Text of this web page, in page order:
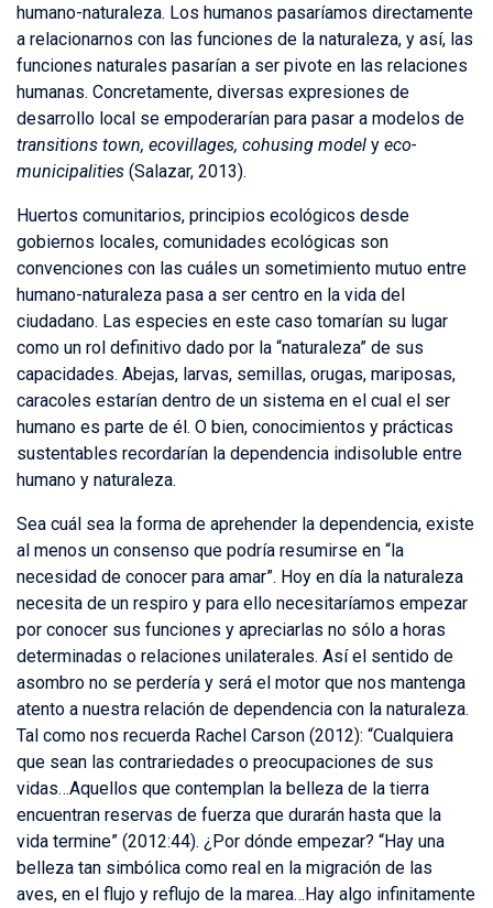
humano-naturaleza. Los humanos pasaríamos directamente
a relacionarnos con las funciones de la naturaleza, y así, las
funciones naturales pasarían a ser pivote en las relaciones
humanas. Concretamente, diversas expresiones de
desarrollo local se empoderarían para pasar a modelos de
transitions town, ecovillages, cohusing model y eco-
municipalities (Salazar, 2013).
Huertos comunitarios, principios ecológicos desde
gobiernos locales, comunidades ecológicas son
convenciones con las cuáles un sometimiento mutuo entre
humano-naturaleza pasa a ser centro en la vida del
ciudadano. Las especies en este caso tomarían su lugar
como un rol definitivo dado por la “naturaleza” de sus
capacidades. Abejas, larvas, semillas, orugas, mariposas,
caracoles estarían dentro de un sistema en el cual el ser
humano es parte de él. O bien, conocimientos y prácticas
sustentables recordarían la dependencia indisoluble entre
humano y naturaleza.
Sea cuál sea la forma de aprehender la dependencia, existe
al menos un consenso que podría resumirse en “la
necesidad de conocer para amar”. Hoy en día la naturaleza
necesita de un respiro y para ello necesitaríamos empezar
por conocer sus funciones y apreciarlas no sólo a horas
determinadas o relaciones unilaterales. Así el sentido de
asombro no se perdería y será el motor que nos mantenga
atento a nuestra relación de dependencia con la naturaleza.
Tal como nos recuerda Rachel Carson (2012): “Cualquiera
que sean las contrariedades o preocupaciones de sus
vidas…Aquellos que contemplan la belleza de la tierra
encuentran reservas de fuerza que durarán hasta que la
vida termine” (2012:44). ¿Por dónde empezar? “Hay una
belleza tan simbólica como real en la migración de las
aves, en el flujo y reflujo de la marea…Hay algo infinitamente